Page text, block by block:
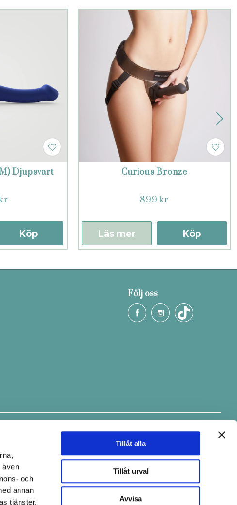
även
och
annan
tjänster.
Tillåt alla
Tillåt urval
Avvisa
Djupsvart
Köp
Curious Bronze
899 kr
Köp
Läs mer
Följ oss
Håll dig uppdaterad.Ta del av tips & fina erbjudanden via